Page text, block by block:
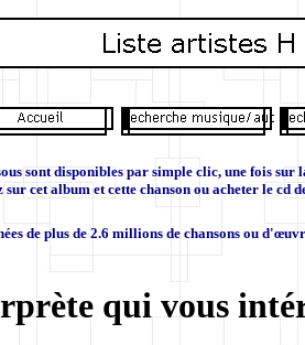
sont disponibles par simple clic, une fois
cet album et cette chanson ou acheter le cd
de plus de 2.6 millions de chansons ou
qui vous